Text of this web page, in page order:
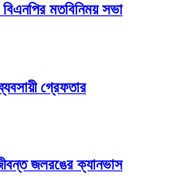
বিএনপির মতবিনিময় সভা
গ্রেফতার
জলরঙের ক্যানভাস